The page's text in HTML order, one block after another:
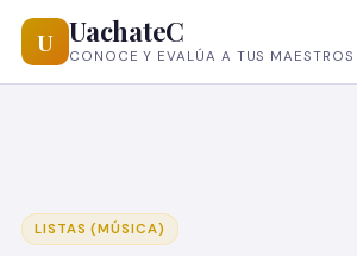
U UachateC
CONOCE Y EVALÚA A TUS MAESTROS
LISTAS (MÚSICA)